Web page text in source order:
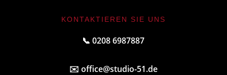
KONTAKTIEREN SIE UNS
📞 0208 6987887
✉️ office@studio-51.de